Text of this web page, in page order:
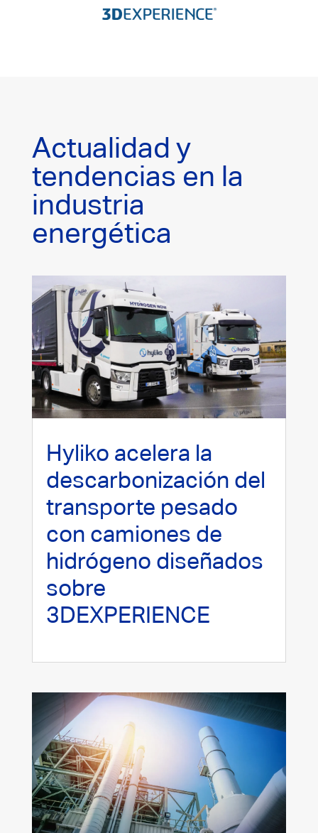
Actualidad y
tendencias en la
industria
energética
Hyliko acelera la
descarbonización del
transporte pesado
con camiones de
hidrógeno diseñados
sobre
3DEXPERIENCE